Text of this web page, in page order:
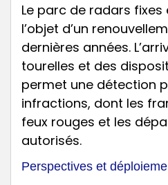
Le parc de radars
l’objet d’un
dernières années.
tourelles et des
permet une détection
infractions, dont les
feux rouges et les
autorisés.
Perspectives et